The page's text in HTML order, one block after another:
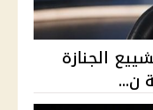
الجنازة
ن...